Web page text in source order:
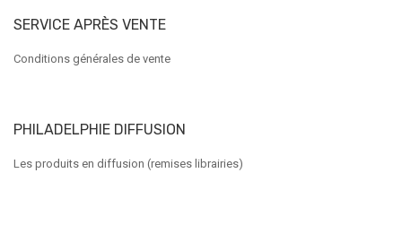
SERVICE APRÈS VENTE
Conditions générales de vente
PHILADELPHIE DIFFUSION
Les produits en diffusion (remises librairies)